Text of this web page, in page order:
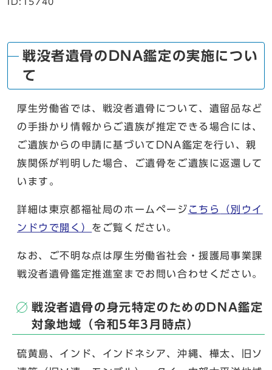
ID:15740
戦没者遺骨のDNA鑑定の実施につい
て
厚生労働省では、戦没者遺骨について、遺留品など
の手掛かり情報からご遺族が推定できる場合には、
ご遺族からの申請に基づいてDNA鑑定を行い、親
族関係が判明した場合、ご遺骨をご遺族に返還して
います。
詳細は東京都福祉局のホームページ こちら
（別ウイ
ンドウで開く） をご覧ください。
なお、ご不明な点は厚生労働省社会・援護局事業課
戦没者遺骨鑑定推進室までお問い合わせください。
戦没者遺骨の身元特定のためのDNA鑑定
対象地域（令和5年3月時点）
硫黄島、インド、インドネシア、沖縄、樺太、旧ソ